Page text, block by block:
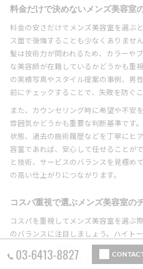
料金だけで決めないメンズ美容室
料金の安さだけでメンズ美容室を選ぶ
ス面で後悔することも少なくありませ
髪は技術力が問われるため、カラーや
な美容師が在籍しているかどうかも重
の実績写真やスタイル提案の事例、男
前にチェックすることで、失敗を防ぐこ
また、カウンセリング時に希望や不安
雰囲気かどうかも重要な判断基準です
状態、過去の施術履歴などを丁寧にヒ
容室であれば、安心して任せることが
と技術、サービスのバランスを見極め
の高い仕上がりにつながります。
コスパ重視で選ぶメンズ美容室の
コスパを重視してメンズ美容室を選ぶ
のバランスに注目しましょう。ハイト
トとカラーだけでなく、ブリーチやア
なっているかどうかを確認することが
03-6413-8827